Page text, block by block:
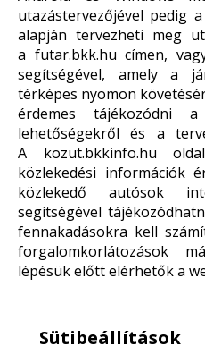
utazástervezőjével pedig
alapján tervezheti meg
a futar.bkk.hu címen,
segítségével, amely a
térképes nyomon
érdemes tájékozódni
lehetőségekről és a
A kozut.bkkinfo.hu
közlekedési információk
közlekedő autósok
segítségével
fennakadásokra kell
forgalomkorlátozások
lépésük előtt elérhetők a
Sütibeállítások